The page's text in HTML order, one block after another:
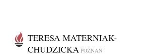
TERESA MATERNIAK-
CHUDZICKA POZNAŃ